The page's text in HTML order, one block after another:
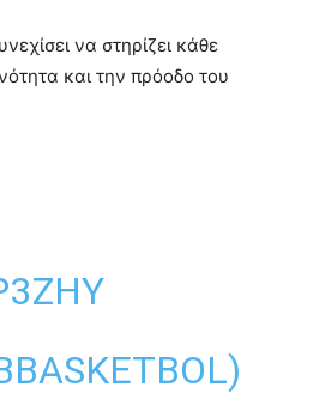
να στηρίζει κάθε
και την πρόοδο του